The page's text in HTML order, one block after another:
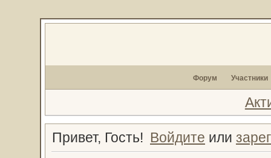
Форум Участники
Привет, Гость! Войдите или